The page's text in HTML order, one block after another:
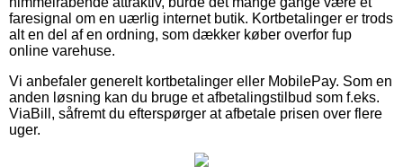
faresignal om en uærlig internet butik. Kortbetalinger er trods
alt en del af en ordning, som dækker køber overfor fup
online varehuse.
Vi anbefaler generelt kortbetalinger eller MobilePay. Som en
anden løsning kan du bruge et afbetalingstilbud som f.eks.
ViaBill, såfremt du efterspørger at afbetale prisen over flere
uger.